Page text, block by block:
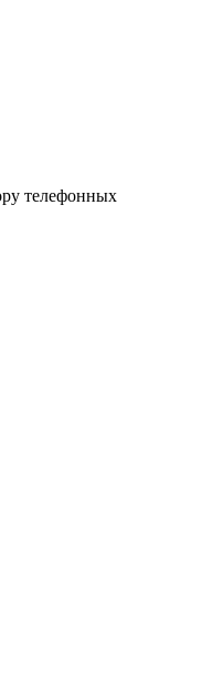
телефонных